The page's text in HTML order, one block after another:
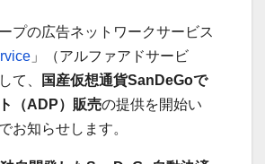
プの広告ネットワークサービス
」（アルファアドサービ
て、
国産仮想通貨SanDeGoで
（ADP）販売の提供を開始い
お知らせします。